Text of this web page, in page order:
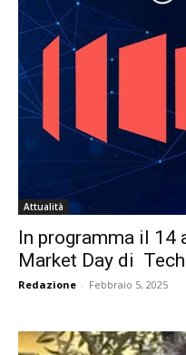
Attualità
In programma il 14
Market Day di
Redazione - Febbraio 5, 2025